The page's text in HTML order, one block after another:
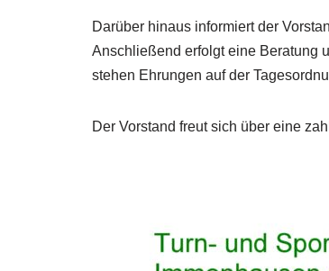
Darüber hinaus informiert der
Anschließend erfolgt eine Beratung
stehen Ehrungen auf der
Der Vorstand freut sich über eine